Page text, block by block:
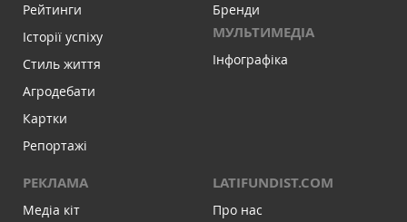
Рейтинги
Історії успіху
Стиль життя
Агродебати
Картки
Репортажі
Бренди
МУЛЬТИМЕДІА
Інфографіка
РЕКЛАМА
Медіа кіт
LATIFUNDIST.COM
Про нас